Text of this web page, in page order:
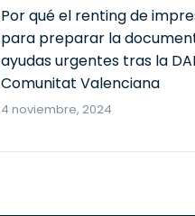
Por qué el renting de
para preparar la
ayudas urgentes tras la
Comunitat Valenciana
4 noviembre, 2024